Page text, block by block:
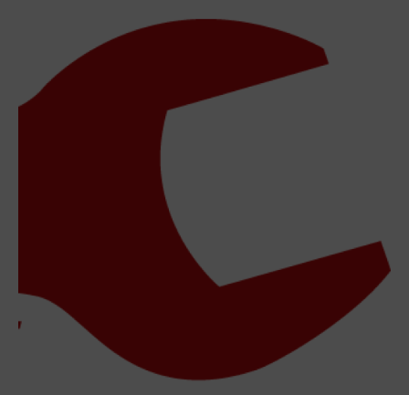
ENERGIEELEKTRONIKER
ANLAGETECHNIK
(m/w/d)